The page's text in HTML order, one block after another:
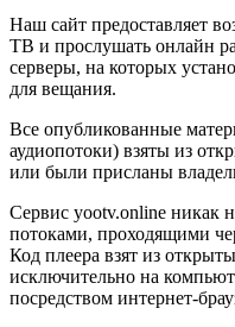
Наш сайт предоставляет
ТВ и прослушать онлайн
серверы, на которых
для вещания.
Все опубликованные
аудиопотоки) взяты из
или были присланы
Сервис yootv.online никак
потоками, проходящими
Код плеера взят из
исключительно на
посредством интернет-